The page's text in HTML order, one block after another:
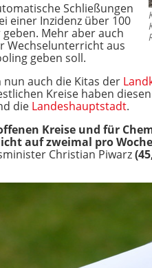
Schließungen
einer Inzidenz über 100
Mehr aber auch
Wechselunterricht aus
geben soll.
nun auch die Kitas der
Kreise haben
die Landeshauptstadt.
Kreise und für
auf zweimal pro
Christian Piwarz